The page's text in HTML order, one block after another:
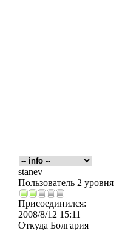
stanev
Пользователь 2 уровня
Присоединился:
2008/8/12 15:11
Откуда Болгария